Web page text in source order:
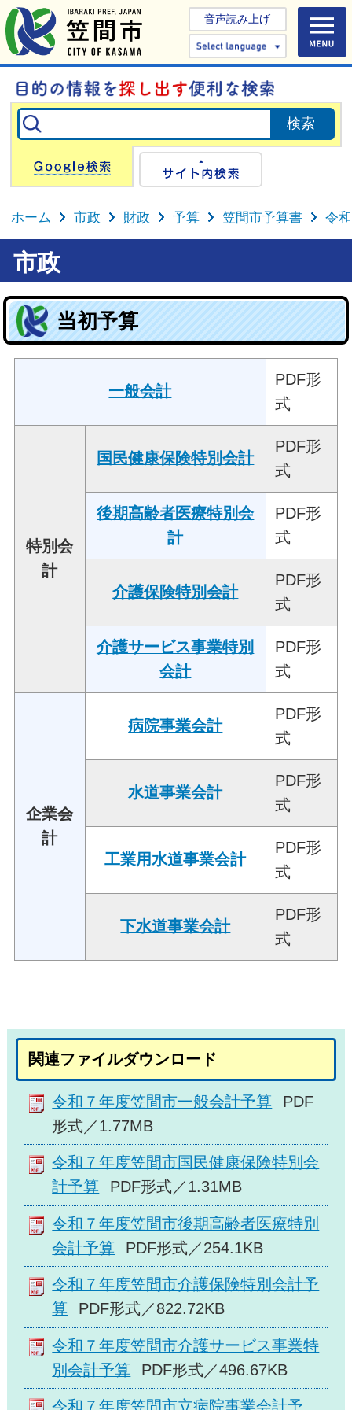
音声読み上げ
Select
Google検索
ホーム 市政 財政 予算 笠間市予算書 令
市政
当初予算
一般会計
PDF形
式
特別会
計
国民健康保険特別会計
PDF形
式
後期高齢者医療特別会
計
PDF形
式
介護保険特別会計
PDF形
式
介護サービス事業特別
会計
PDF形
式
企業会
計
病院事業会計
PDF形
式
水道事業会計
PDF形
式
工業用水道事業会計
PDF形
式
下水道事業会計
PDF形
式
関連ファイルダウンロード
令和７年度笠間市一般会計予算
PDF
形式／1.77MB
令和７年度笠間市国民健康保険特別会
計予算
PDF形式／1.31MB
令和７年度笠間市後期高齢者医療特別
会計予算
PDF形式／254.1KB
令和７年度笠間市介護保険特別会計予
算
PDF形式／822.72KB
令和７年度笠間市介護サービス事業特
別会計予算
PDF形式／496.67KB
令和７年度笠間市立病院事業会計予